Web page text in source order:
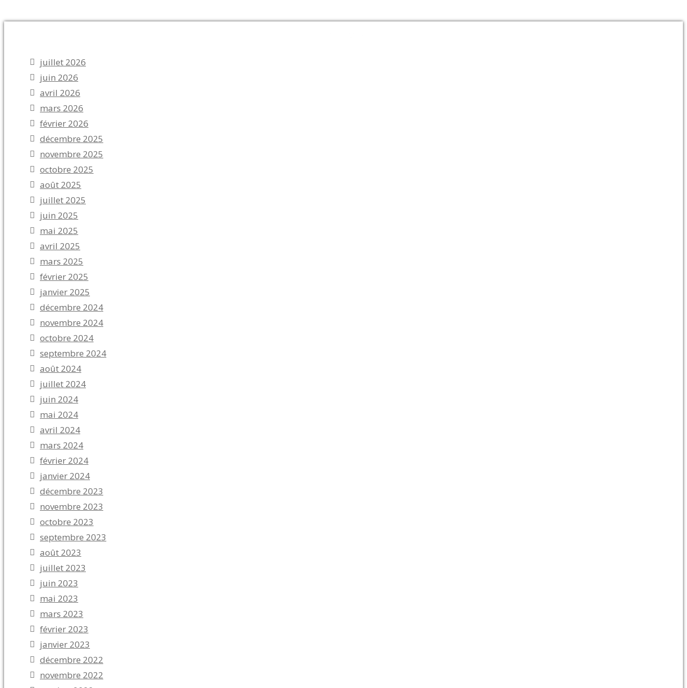
juillet 2026
juin 2026
avril 2026
mars 2026
février 2026
décembre 2025
novembre 2025
octobre 2025
août 2025
juillet 2025
juin 2025
mai 2025
avril 2025
mars 2025
février 2025
janvier 2025
décembre 2024
novembre 2024
octobre 2024
septembre 2024
août 2024
juillet 2024
juin 2024
mai 2024
avril 2024
mars 2024
février 2024
janvier 2024
décembre 2023
novembre 2023
octobre 2023
septembre 2023
août 2023
juillet 2023
juin 2023
mai 2023
mars 2023
février 2023
janvier 2023
décembre 2022
novembre 2022